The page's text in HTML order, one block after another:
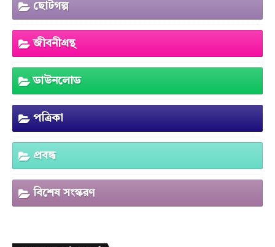
ছোটগল্প
জীবনীগ্রন্থ
ডাউনলোড
পত্রিকা
প্রবন্ধ
বিশেষ সংস্করণ